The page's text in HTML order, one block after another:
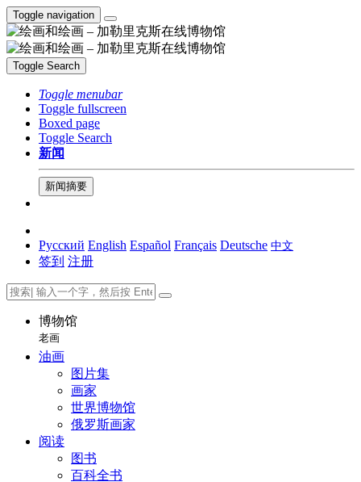
Toggle navigation
Toggle Search
Toggle menubar
Toggle fullscreen
Boxed page
Toggle Search
新闻
新闻摘要
Русский English Español Français Deutsche 中文
签到 注册
博物馆
老画
油画
图片集
画家
世界博物馆
俄罗斯画家
阅读
图书
百科全书